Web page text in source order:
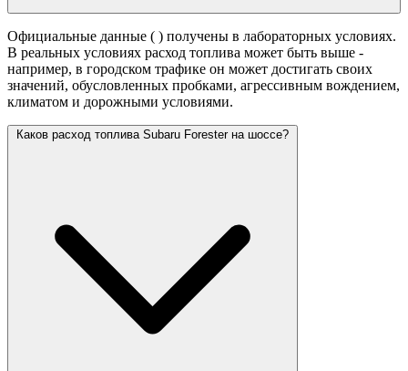
Официальные данные ( ) получены в лабораторных условиях.
В реальных условиях расход топлива может быть выше -
например, в городском трафике он может достигать своих
значений, обусловленных пробками, агрессивным вождением,
климатом и дорожными условиями.
Каков расход топлива Subaru Forester на шоссе?